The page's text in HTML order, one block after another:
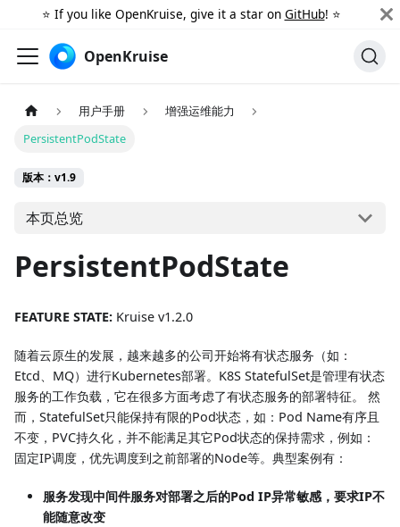
⭐️ If you like OpenKruise, give it a star on GitHub! ⭐️
OpenKruise
用户手册
增强运维能力
PersistentPodState
版本：v1.9
本页总览
PersistentPodState
FEATURE STATE: Kruise v1.2.0
随着云原生的发展，越来越多的公司开始将有状态服务（如：
Etcd、MQ）进行Kubernetes部署。K8S StatefulSet是管理有状态
服务的工作负载，它在很多方面考虑了有状态服务的部署特征。 然
而，StatefulSet只能保持有限的Pod状态，如：Pod Name有序且
不变，PVC持久化，并不能满足其它Pod状态的保持需求，例如：
固定IP调度，优先调度到之前部署的Node等。典型案例有：
服务发现中间件服务对部署之后的Pod IP异常敏感，要求IP不
能随意改变